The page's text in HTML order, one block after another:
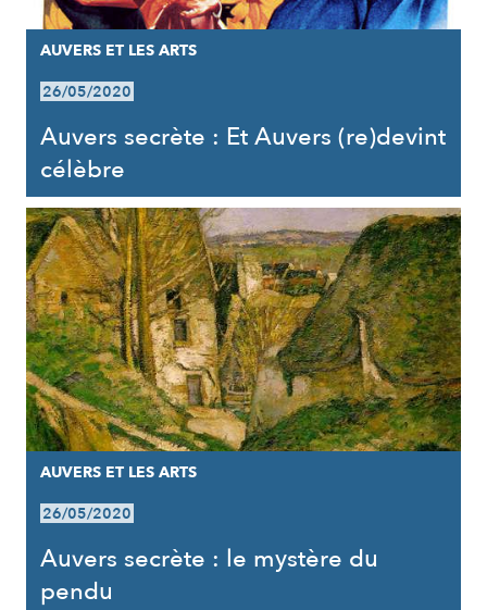
AUVERS ET LES ARTS
26/05/2020
Auvers secrète : Et Auvers (re)devint
célèbre
AUVERS ET LES ARTS
26/05/2020
Auvers secrète : le mystère du
pendu